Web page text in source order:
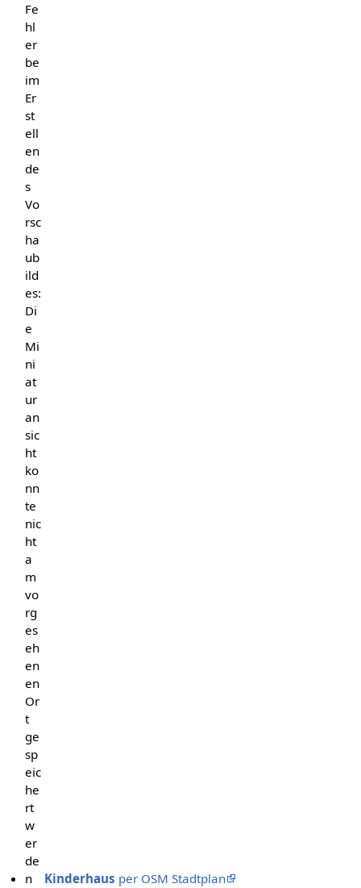
Fe
hl
er
be
im
Er
st
ell
en
de
s
Vo
rsc
ha
ub
ild
es:
Di
e
Mi
ni
at
ur
an
sic
ht
ko
nn
te
nic
ht
a
m
vo
rg
es
eh
en
en
Or
t
ge
sp
eic
he
rt
w
er
de
n
Kinderhaus per OSM Stadtplan